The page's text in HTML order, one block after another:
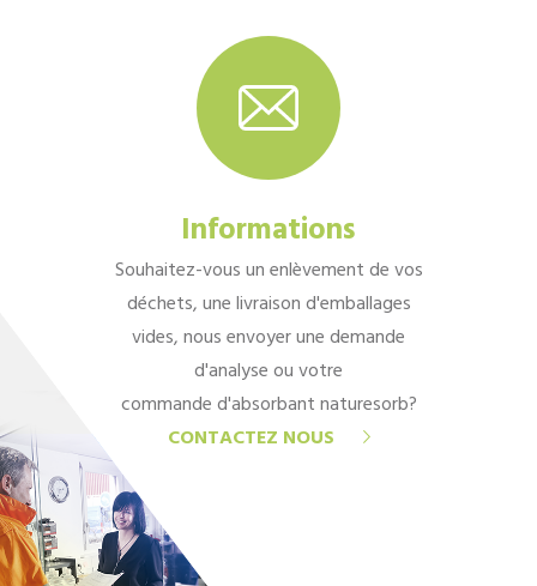
Informations
Souhaitez-vous un enlèvement de vos
déchets, une livraison d'emballages
vides, nous envoyer une demande
d'analyse ou votre
commande d'absorbant naturesorb?
CONTACTEZ NOUS